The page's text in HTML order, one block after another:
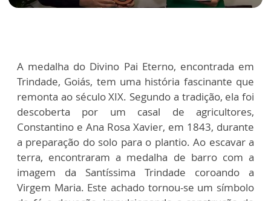
A medalha do Divino Pai Eterno, encontrada em
Trindade, Goiás, tem uma história fascinante que
remonta ao século XIX. Segundo a tradição, ela foi
descoberta por um casal de agricultores,
Constantino e Ana Rosa Xavier, em 1843, durante
a preparação do solo para o plantio. Ao escavar a
terra, encontraram a medalha de barro com a
imagem da Santíssima Trindade coroando a
Virgem Maria. Este achado tornou-se um símbolo